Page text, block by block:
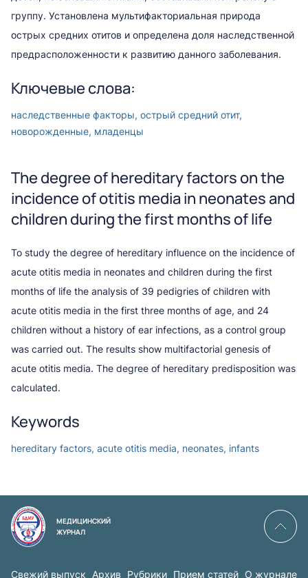
группу. Установлена мультифакториальная природа
острых средних отитов и определена доля наследственной
предрасположенности к развитию данного заболевания.
Ключевые слова:
наследственные факторы, острый средний отит,
новорожденные, младенцы
The degree of hereditary factors on the
incidence of otitis media in neonates and
children during the first months of life
To study the degree of hereditary influence on the incidence of
acute otitis media in neonates and children during the first
months of life the analysis of 39 pedigries of children with
acute otitis media in the first three months of age, and 24
children without a history of ear infections, as a control group
was carried out. The results show multifactorial genesis of
acute otitis media. The degree of hereditary predisposition was
calculated.
Keywords
hereditary factors, acute otitis media, neonates, infants
МЕДИЦИНСКИЙ
ЖУРНАЛ
Свежий выпуск Архив Рубрики Прием статей О журнале